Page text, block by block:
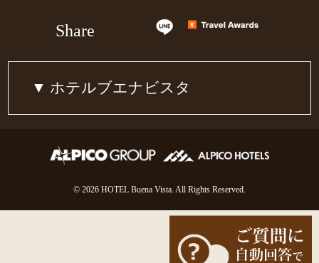
Share
ホテルブエナビスタ
© 2026 HOTEL Buena Vista. All Rights Reserved.